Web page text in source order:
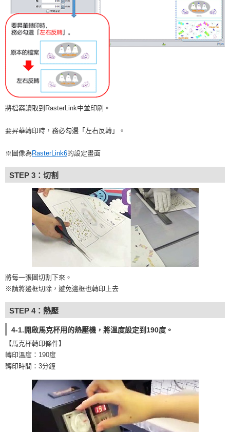
將檔案讀取到RasterLink中並印刷。
要昇華轉印時，務必勾選「左右反轉」。
※圖像為 RasterLink6的設定畫面
STEP 3：切割
將每一張圖切割下來。
※請將邊框切除，避免邊框也轉印上去
STEP 4：熱壓
4-1.開啟馬克杯用的熱壓機，將溫度設定到190度。
【馬克杯轉印條件】
轉印溫度：190度
轉印時間：3分鐘